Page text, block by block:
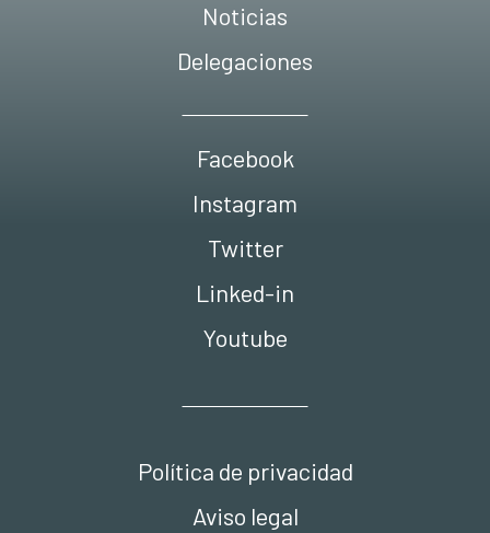
Política de privacidad
Aviso legal
Noticias
Delegaciones
Facebook
Instagram
Twitter
Linked-in
Youtube